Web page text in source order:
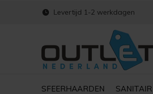
SFEERHAARDEN SANITAIR
Levertijd 1-2 werkdagen